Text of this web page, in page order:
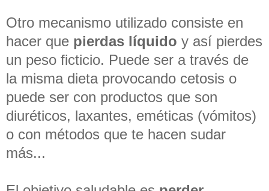
Otro mecanismo utilizado consiste en
hacer que pierdas líquido y así pierdes
un peso ficticio. Puede ser a través de
la misma dieta provocando cetosis o
puede ser con productos que son
diuréticos, laxantes, eméticas (vómitos)
o con métodos que te hacen sudar
más...